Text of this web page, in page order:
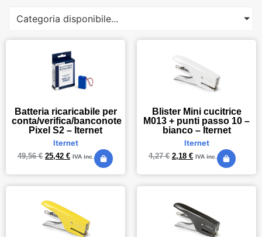
Categoria disponibile...
Batteria ricaricabile per
conta/verifica/banconote
Pixel S2 – Iternet
Iternet
49,56€ 25,42 € IVA inc.
Blister Mini cucitrice
M013 + punti passo 10 –
bianco – Iternet
Iternet
4,27€ 2,18 € IVA inc.